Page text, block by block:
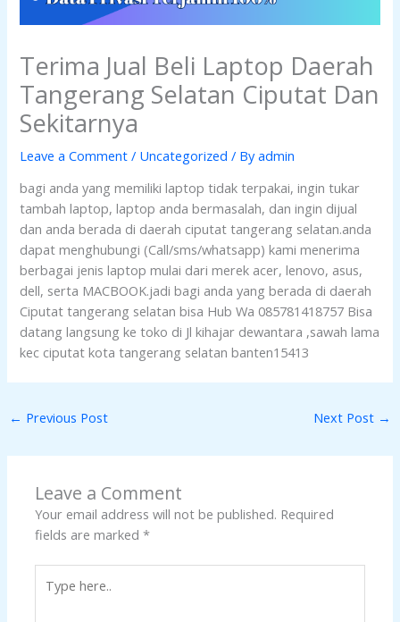
Terima Jual Beli Laptop Daerah
Tangerang Selatan Ciputat Dan
Sekitarnya
Leave a Comment / Uncategorized / Byadmin
bagi anda yang memiliki laptop tidak terpakai, ingin tukar
tambah laptop, laptop anda bermasalah, dan ingin dijual
dan anda berada di daerah ciputat tangerang selatan.anda
dapat menghubungi (Call/sms/whatsapp) kami menerima
berbagai jenis laptop mulai dari merek acer, lenovo, asus,
dell, serta MACBOOK.jadi bagi anda yang berada di daerah
Ciputat tangerang selatan bisa Hub Wa 085781418757 Bisa
datang langsung ke toko di Jl kihajar dewantara ,sawah lama
kec ciputat kota tangerang selatan banten15413
← Previous Post Next Post →
Leave a Comment
Your email address will not be published. Required
fields are marked*
here..